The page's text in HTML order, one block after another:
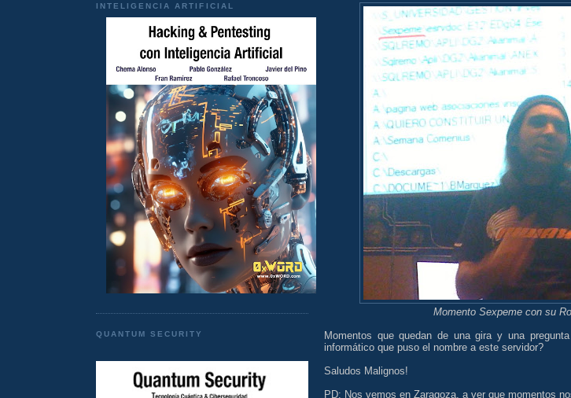
INTELIGENCIA ARTIFICIAL
QUANTUM SECURITY
Momento Sexpeme con su
Momentos que quedan de una gira y una
informático que puso el nombre a este servidor?
Saludos Malignos!
PD: Nos vemos en Zaragoza, a ver que momentos